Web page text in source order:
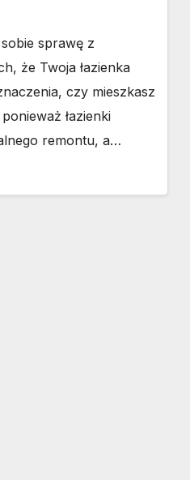
sprawę z
że Twoja łazienka
czy mieszkasz
łazienki
remontu, a…